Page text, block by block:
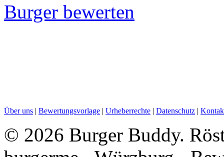
Burger bewerten
Über uns | Bewertungsvorlage | Urheberrechte | Datenschutz |
© 2026 Burger Buddy.